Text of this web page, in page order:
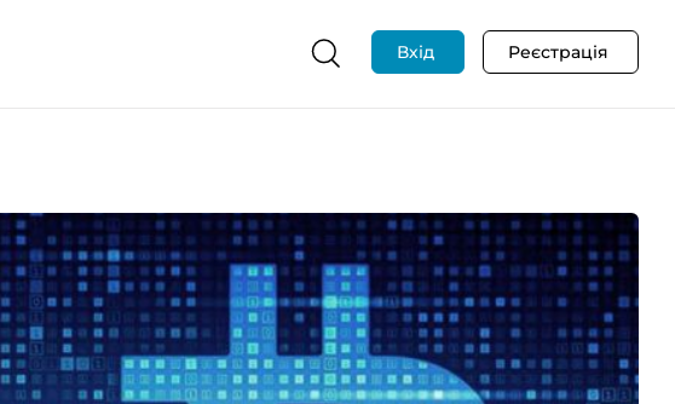
Вхід Реєстрація